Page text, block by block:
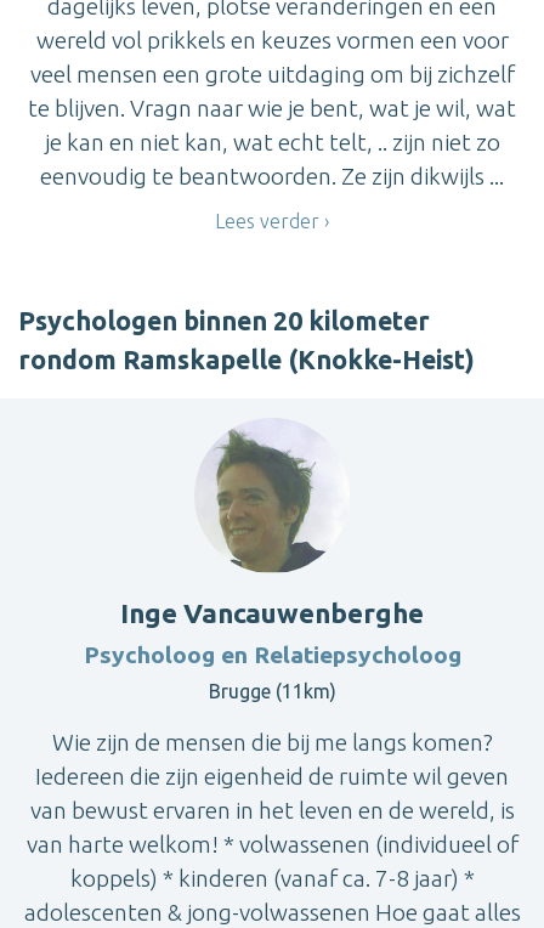
dagelijks leven, plotse veranderingen en een
wereld vol prikkels en keuzes vormen een voor
veel mensen een grote uitdaging om bij zichzelf
te blijven. Vragn naar wie je bent, wat je wil, wat
je kan en niet kan, wat echt telt, .. zijn niet zo
eenvoudig te beantwoorden. Ze zijn dikwijls ...
Lees verder
Psychologen binnen 20 kilometer
rondom Ramskapelle (Knokke-Heist)
Inge Vancauwenberghe
Psycholoog en Relatiepsycholoog
Brugge (11km)
Wie zijn de mensen die bij me langs komen?
Iedereen die zijn eigenheid de ruimte wil geven
van bewust ervaren in het leven en de wereld, is
van harte welkom! * volwassenen (individueel of
koppels) * kinderen (vanaf ca. 7-8 jaar) *
adolescenten & jong-volwassenen Hoe gaat alles